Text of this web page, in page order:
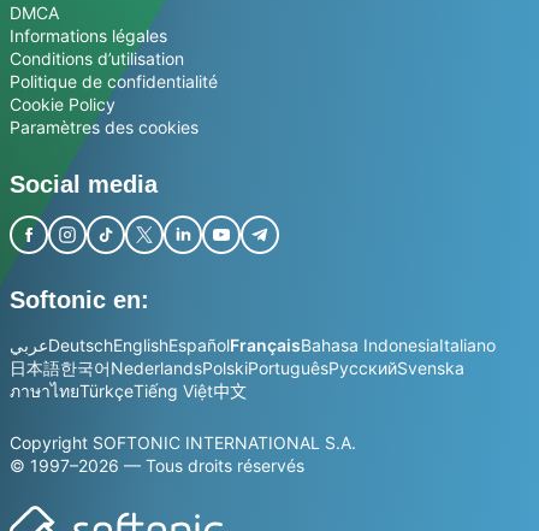
DMCA
Informations légales
Conditions d’utilisation
Politique de confidentialité
Cookie Policy
Paramètres des cookies
Social media
Softonic en:
عربيDeutschEnglishEspañolFrançaisBahasa IndonesiaItaliano
日本語한국어NederlandsPolskiPortuguêsРусскийSvenska
ภาษาไทยTürkçeTiếng Việt中文
Copyright SOFTONIC INTERNATIONAL S.A.
© 1997–2026 — Tous droits réservés